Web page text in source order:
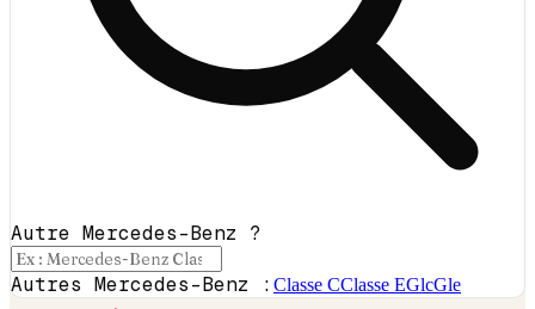
Autre Mercedes-Benz ?
Autres Mercedes-Benz : Classe CClasse EGlcGle